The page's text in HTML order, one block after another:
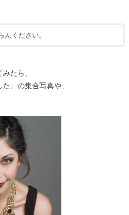
んください。
たら、
」の集合写真や、